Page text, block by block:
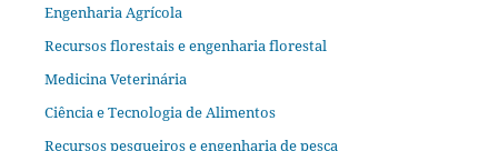
Engenharia Agrícola
Recursos florestais e engenharia florestal
Medicina Veterinária
Ciência e Tecnologia de Alimentos
Recursos pesqueiros e engenharia de pesca